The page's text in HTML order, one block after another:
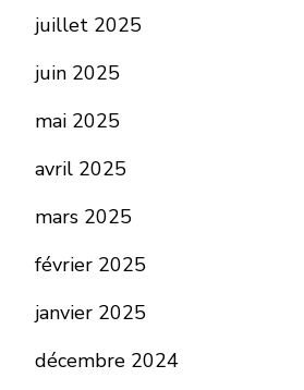
juillet 2025
juin 2025
mai 2025
avril 2025
mars 2025
février 2025
janvier 2025
décembre 2024